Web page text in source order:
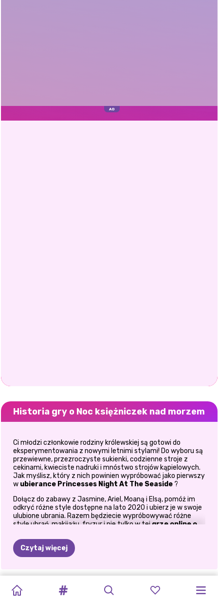
Historia gry o Noc księżniczek nad morzem
Ci młodzi członkowie rodziny królewskiej są gotowi do
eksperymentowania z nowymi letnimi stylami! Do wyboru są
przewiewne, przezroczyste sukienki, codzienne stroje z
cekinami, kwieciste nadruki i mnóstwo strojów kąpielowych.
Jak myślisz, który z nich powinien wypróbować jako pierwszy
w ubierance Princesses Night At The Seaside?
Dołącz do zabawy z Jasmine, Ariel, Moaną i Elsą, pomóż im
odkryć różne style dostępne na lato 2020 i ubierz je w swoje
ulubione ubrania. Razem będziecie wypróbowywać różne
style ubrań, makijażu, fryzur i nie tylko w tej grze online o
odtwarzania, przejrzyj imponujący wybór bikini, strojów
kąpielowych, prześwitujących sukienek, cekinowych strojów
imprezowych i modnych strojów dwuczęściowych i poproś je,
Następnie wybierz idealny strój dla każdej dziewczyny. Czy
na imprezę, czy też będą przyciągać uwagę w gorących
Czytaj więcej
#ŻYCIEPLAŻOWE
TRENDY
ESTETYKA
LATA
WAKACJE
WYCIECZKA
ŚWIĘTO
LATA
LETNIE
WSPOMNIENIA
PRZYJACIÓŁKI
BOHO
TROPIKALNE
CAŁOROCZNA